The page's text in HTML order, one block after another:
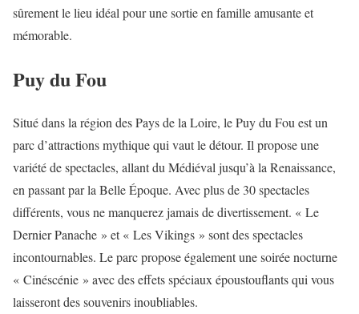
sûrement le lieu idéal pour une sortie en famille amusante et
mémorable.
Puy du Fou
Situé dans la région des Pays de la Loire, le Puy du Fou est un
parc d’attractions mythique qui vaut le détour. Il propose une
variété de spectacles, allant du Médiéval jusqu’à la Renaissance,
en passant par la Belle Époque. Avec plus de 30 spectacles
différents, vous ne manquerez jamais de divertissement. « Le
Dernier Panache » et « Les Vikings » sont des spectacles
incontournables. Le parc propose également une soirée nocturne
« Cinéscénie » avec des effets spéciaux époustouflants qui vous
laisseront des souvenirs inoubliables.